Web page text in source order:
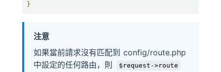
}
注意
如果當前請求沒有匹配到 config/route.php
中設定的任何路由，則
$request->route